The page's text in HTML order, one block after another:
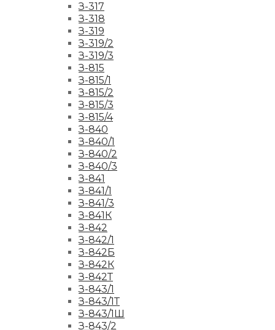
З-317
З-318
З-319
З-319/2
З-319/3
З-815
З-815/1
З-815/2
З-815/3
З-815/4
З-840
З-840/1
З-840/2
З-840/3
З-841
З-841/1
З-841/3
З-841К
З-842
З-842/1
З-842Б
З-842К
З-842Т
З-843/1
З-843/1Т
З-843/1Ш
З-843/2